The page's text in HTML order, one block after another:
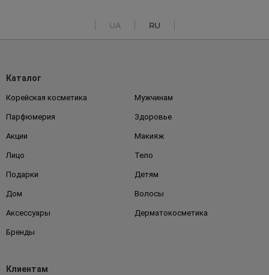
UA RU
Каталог
Корейская косметика Мужчинам
Парфюмерия Здоровье
Акции Макияж
Лицо Тело
Подарки Детям
Дом Волосы
Аксессуары Дерматокосметика
Бренды
Клиентам